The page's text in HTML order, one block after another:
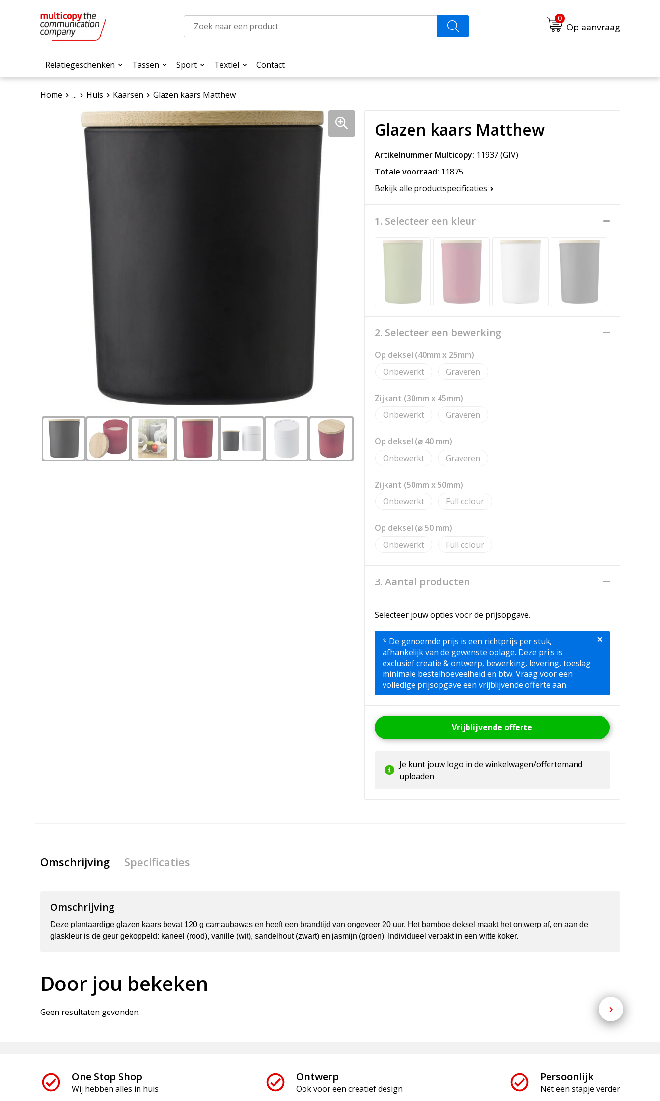
0
Op aanvraag
Relatiegeschenken Tassen Sport Textiel Contact
Home ... Huis Kaarsen Glazen kaars Matthew
Glazen kaars Matthew
Artikelnummer Multicopy: 11937(GIV)
Totale voorraad: 11875
Bekijk alle productspecificaties
1. Selecteer een kleur
2. Selecteer een bewerking
Op deksel (40mm x 25mm)
Onbewerkt
Graveren
Zijkant (30mm x 45mm)
Onbewerkt
Graveren
Op deksel (⌀ 40 mm)
Onbewerkt
Graveren
Zijkant (50mm x 50mm)
Onbewerkt
Full colour
Op deksel (⌀ 50 mm)
Onbewerkt
Full colour
3. Aantal producten
Selecteer jouw opties voor de prijsopgave.
* De genoemde prijs is een richtprijs per stuk,
afhankelijk van de gewenste oplage. Deze prijs is
exclusief creatie & ontwerp, bewerking, levering, toeslag
minimale bestelhoeveelheid en btw. Vraag voor een
volledige prijsopgave een vrijblijvende offerte aan.
×
Vrijblijvende offerte
Je kunt jouw logo in de winkelwagen/offertemand
uploaden
Omschrijving Specificaties
Omschrijving
Deze plantaardige glazen kaars bevat 120 g carnaubawas en heeft een brandtijd van ongeveer 20 uur. Het bamboe deksel maakt het ontwerp af, en aan de
glaskleur is de geur gekoppeld: kaneel (rood), vanille (wit), sandelhout (zwart) en jasmijn (groen). Individueel verpakt in een witte koker.
Door jou bekeken
Geen resultaten gevonden.
One Stop Shop
Wij hebben alles in huis
Ontwerp
Ook voor een creatief design
Persoonlijk
Nét een stapje verder